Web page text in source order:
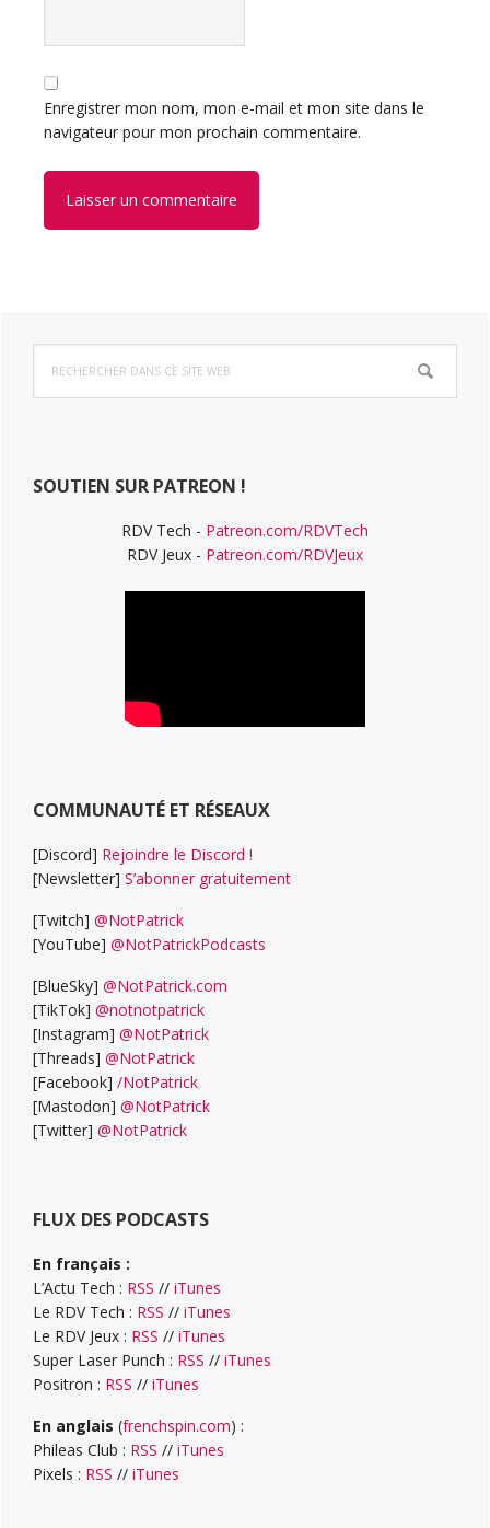
Enregistrer mon nom, mon e-mail et mon site dans le
navigateur pour mon prochain commentaire.
Barre
latérale
dans
ce
SOUTIEN SUR PATREON !
RDV Tech - Patreon.com/RDVTech
RDV Jeux - Patreon.com/RDVJeux
COMMUNAUTÉ ET RÉSEAUX
[Discord] Rejoindre le Discord !
[Newsletter] S’abonner gratuitement
[Twitch] @NotPatrick
[YouTube] @NotPatrickPodcasts
[BlueSky] @NotPatrick.com
[TikTok] @notnotpatrick
[Instagram] @NotPatrick
[Threads] @NotPatrick
[Facebook] /NotPatrick
[Mastodon] @NotPatrick
[Twitter] @NotPatrick
FLUX DES PODCASTS
En français :
L’Actu Tech : RSS // iTunes
Le RDV Tech : RSS // iTunes
Le RDV Jeux : RSS // iTunes
Super Laser Punch : RSS // iTunes
Positron : RSS // iTunes
En anglais (frenchspin.com) :
Phileas Club : RSS // iTunes
Pixels : RSS // iTunes